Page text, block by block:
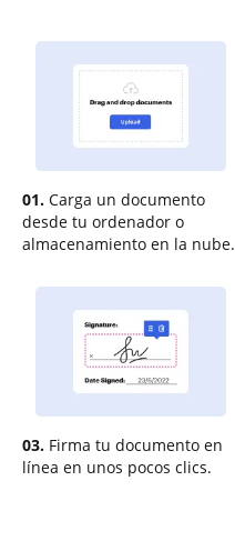
01. Carga un documento
desde tu ordenador o
almacenamiento en la nube.
03. Firma tu documento en
línea en unos pocos clics.